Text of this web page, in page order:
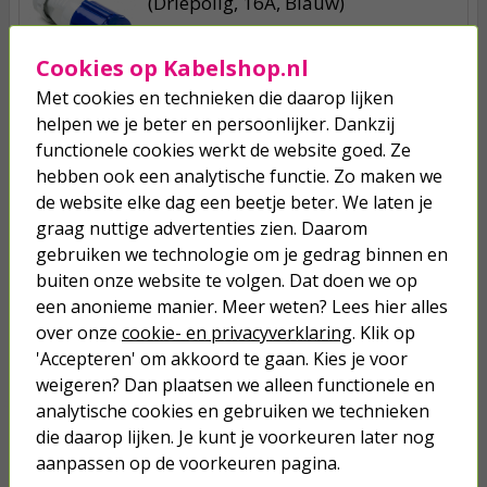
Je verwacht het niet
4,95
iPad oplaadkabel | USB A ↔
Lightning | 1 meter (Wit)
12,95
CEE verloopkabel | Q-link | 1.5
meter (16A, 230V, 3x2.5mm², IP44,
Schuko naar CEE mannelijk)
12,95
Cookies op Kabelshop.nl
Met cookies en technieken die daarop lijken
helpen we je beter en persoonlijker. Dankzij
functionele cookies werkt de website goed. Ze
hebben ook een analytische functie. Zo maken we
de website elke dag een beetje beter. We laten je
graag nuttige advertenties zien. Daarom
gebruiken we technologie om je gedrag binnen en
buiten onze website te volgen. Dat doen we op
een anonieme manier. Meer weten? Lees hier alles
over onze cookie- en privacyverklaring. Klik op
'Accepteren' om akkoord te gaan. Kies je voor
weigeren? Dan plaatsen we alleen functionele en
analytische cookies en gebruiken we technieken
die daarop lijken. Je kunt je voorkeuren later nog
aanpassen op de voorkeuren pagina.